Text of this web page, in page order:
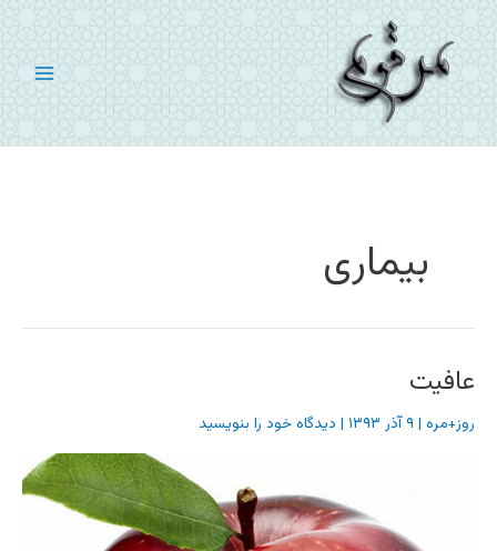
پرش
به
محتوا
بیماری
عافیت
روز+مره | ۹ آذر ۱۳۹۳ | دیدگاه‌ خود را بنویسید